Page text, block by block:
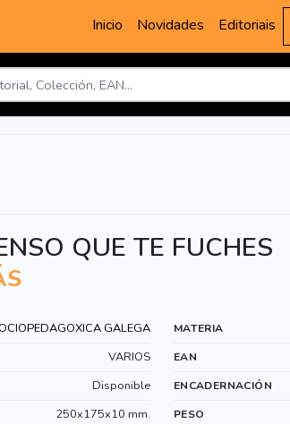
Inicio Novidades Editoriais
QUE TE FUCHES
GALEGA MATERIA
VARIOS EAN
Disponible ENCADERNACIÓN
250x175x10 mm. PESO